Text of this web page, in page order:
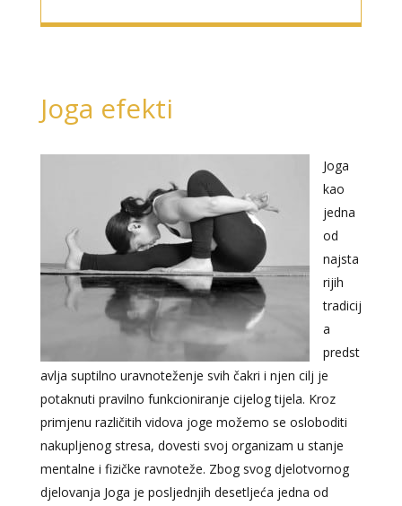
Joga efekti
Joga
kao
jedna
od
najsta
rijih
tradicij
a
predst
avlja suptilno uravnoteženje svih čakri i njen cilj je
potaknuti pravilno funkcioniranje cijelog tijela. Kroz
primjenu različitih vidova joge možemo se osloboditi
nakupljenog stresa, dovesti svoj organizam u stanje
mentalne i fizičke ravnoteže. Zbog svog djelotvornog
djelovanja Joga je posljednjih desetljeća jedna od